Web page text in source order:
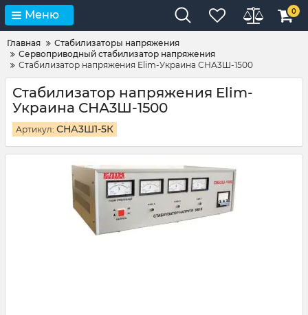
Меню 0
Главная
Стабилизаторы напряжения
Сервоприводный стабилизатор напряжения
Стабилизатор напряжения Elim-Украина СНА3Ш-1500
Стабилизатор напряжения Elim-
Украина СНА3Ш-1500
Артикул: СНА3Ш1-5К